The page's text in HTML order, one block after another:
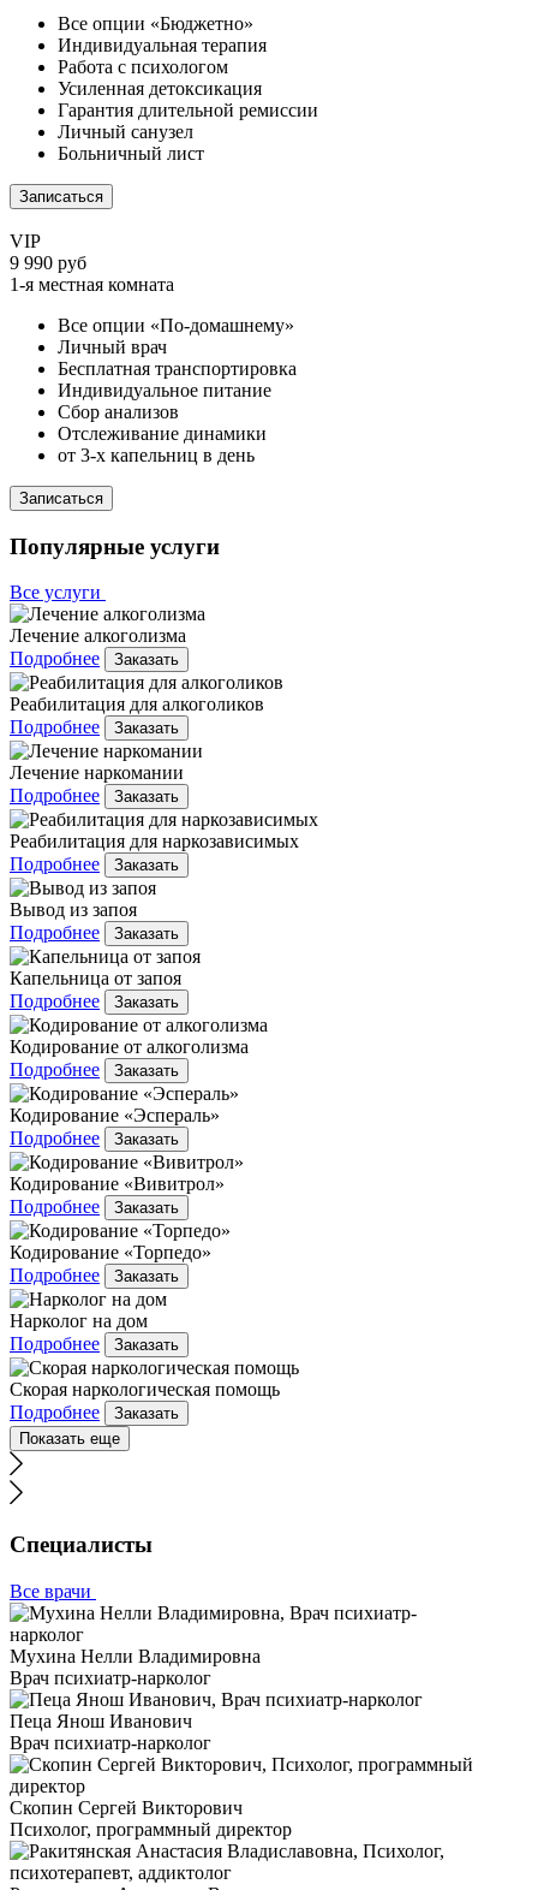
Все опции «Бюджетно»
Индивидуальная терапия
Работа с психологом
Усиленная детоксикация
Гарантия длительной ремиссии
Личный санузел
Больничный лист
Записаться
VIP
9 990 руб
1-я местная комната
Все опции «По-домашнему»
Личный врач
Бесплатная транспортировка
Индивидуальное питание
Сбор анализов
Отслеживание динамики
от 3-х капельниц в день
Записаться
Популярные услуги
Все услуги
Лечение алкоголизма
Подробнее
Заказать
Реабилитация для алкоголиков
Подробнее
Заказать
Лечение наркомании
Подробнее
Заказать
Реабилитация для наркозависимых
Подробнее
Заказать
Вывод из запоя
Подробнее
Заказать
Капельница от запоя
Подробнее
Заказать
Кодирование от алкоголизма
Подробнее
Заказать
Кодирование «Эспераль»
Подробнее
Заказать
Кодирование «Вивитрол»
Подробнее
Заказать
Кодирование «Торпедо»
Подробнее
Заказать
Нарколог на дом
Подробнее
Заказать
Скорая наркологическая помощь
Подробнее
Заказать
Показать еще
Специалисты
Все врачи
Мухина Нелли Владимировна
Врач психиатр-нарколог
Пеца Янош Иванович
Врач психиатр-нарколог
Скопин Сергей Викторович
Психолог, программный директор